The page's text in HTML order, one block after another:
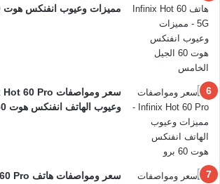
مميزات وعيوب انفنكس هوت 60 الجيل الخامس
وعيوب الهاتف انفنكس هوت 60 برو